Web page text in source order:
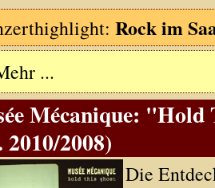
Rock im
...
Mécanique:
2010/2008)
Die